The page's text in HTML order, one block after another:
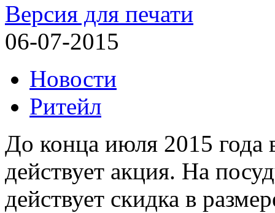
Версия для печати
06-07-2015
Новости
Ритейл
До конца июля 2015 года
действует акция. На
действует скидка в